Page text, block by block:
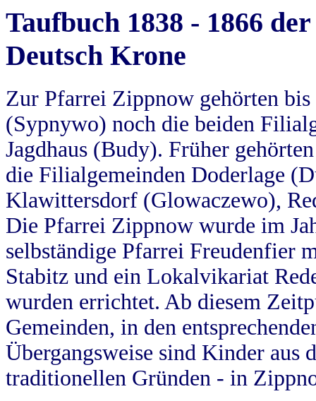
Taufbuch 1838 - 1866
Deutsch Krone
Zur Pfarrei Zippnow gehörten
(Sypnywo) noch die beiden
Jagdhaus (Budy). Früher
die Filialgemeinden Doderlage
Klawittersdorf (Glowaczewo),
Die Pfarrei Zippnow wurde im
selbständige Pfarrei Freudenfier
Stabitz und ein Lokalvikariat
wurden errichtet. Ab diesem
Gemeinden, in den
Übergangsweise sind Kinder aus
traditionellen Gründen - in